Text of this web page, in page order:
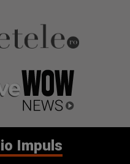
Impuls